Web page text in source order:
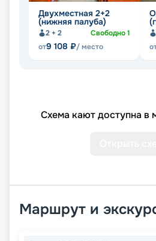
Двухместная 2+2
(нижняя палуба)
2 + 2 Свободно1
от9 108 ₽/ место
Схема кают доступна в
Маршрут и